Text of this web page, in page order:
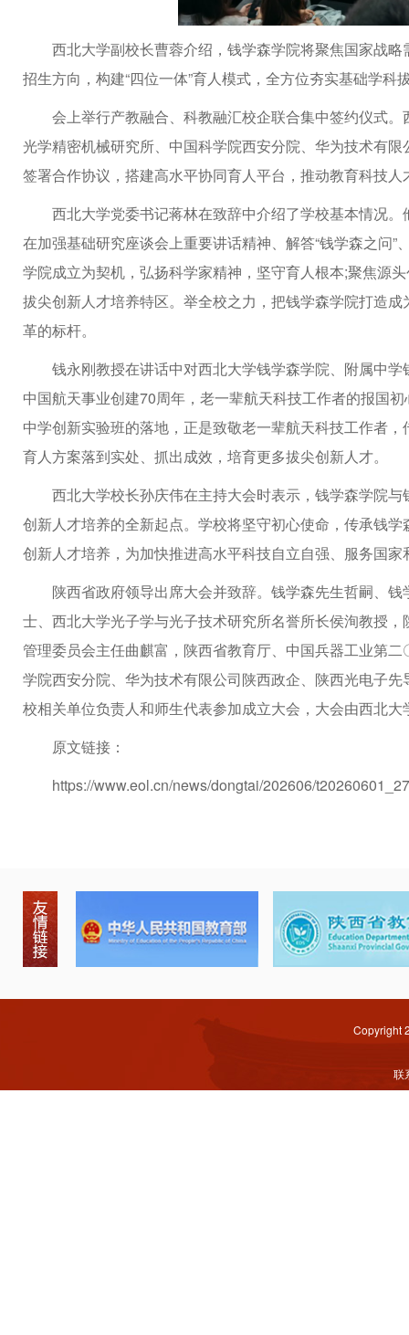
西北大学副校长曹蓉介绍，钱学森学院将聚焦国家战
招生方向，构建“四位一体”育人模式，全方位夯实基础学科
会上举行产教融合、科教融汇校企联合集中签约仪式
光学精密机械研究所、中国科学院西安分院、华为技术有
签署合作协议，搭建高水平协同育人平台，推动教育科技
西北大学党委书记蒋林在致辞中介绍了学校基本情况
在加强基础研究座谈会上重要讲话精神、解答“钱学森之问
学院成立为契机，弘扬科学家精神，坚守育人根本;聚焦源
拔尖创新人才培养特区。举全校之力，把钱学森学院打造
革的标杆。
钱永刚教授在讲话中对西北大学钱学森学院、附属中
中国航天事业创建70周年，老一辈航天科技工作者的报国
中学创新实验班的落地，正是致敬老一辈航天科技工作者
育人方案落到实处、抓出成效，培育更多拔尖创新人才。
西北大学校长孙庆伟在主持大会时表示，钱学森学院
创新人才培养的全新起点。学校将坚守初心使命，传承钱
创新人才培养，为加快推进高水平科技自立自强、服务国
陕西省政府领导出席大会并致辞。钱学森先生哲嗣、
士、西北大学光子学与光子技术研究所名誉所长侯洵教授
管理委员会主任曲麒富，陕西省教育厅、中国兵器工业第
学院西安分院、华为技术有限公司陕西政企、陕西光电子
校相关单位负责人和师生代表参加成立大会，大会由西北
原文链接：
https://www.eol.cn/news/dongtai/202606/
Copyright
联